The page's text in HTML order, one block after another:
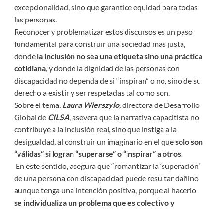
excepcionalidad, sino que garantice equidad para todas
las personas.
Reconocer y problematizar estos discursos es un paso
fundamental para construir una sociedad más justa,
donde la inclusión no sea una etiqueta sino una práctica
cotidiana, y donde la dignidad de las personas con
discapacidad no dependa de si “inspiran” o no, sino de su
derecho a existir y ser respetadas tal como son.
Sobre el tema, Laura Wierszylo, directora de Desarrollo
Global de CILSA, asevera que la narrativa capacitista no
contribuye a la inclusión real, sino que instiga a la
desigualdad, al construir un imaginario en el quesolo son
“válidas” si logran “superarse” o “inspirar” a otros.
En este sentido, asegura que “romantizar la ‘superación’
de una persona con discapacidad puede resultar dañino
aunque tenga una intención positiva, porque al hacerlo
se individualiza un problema que es colectivo y